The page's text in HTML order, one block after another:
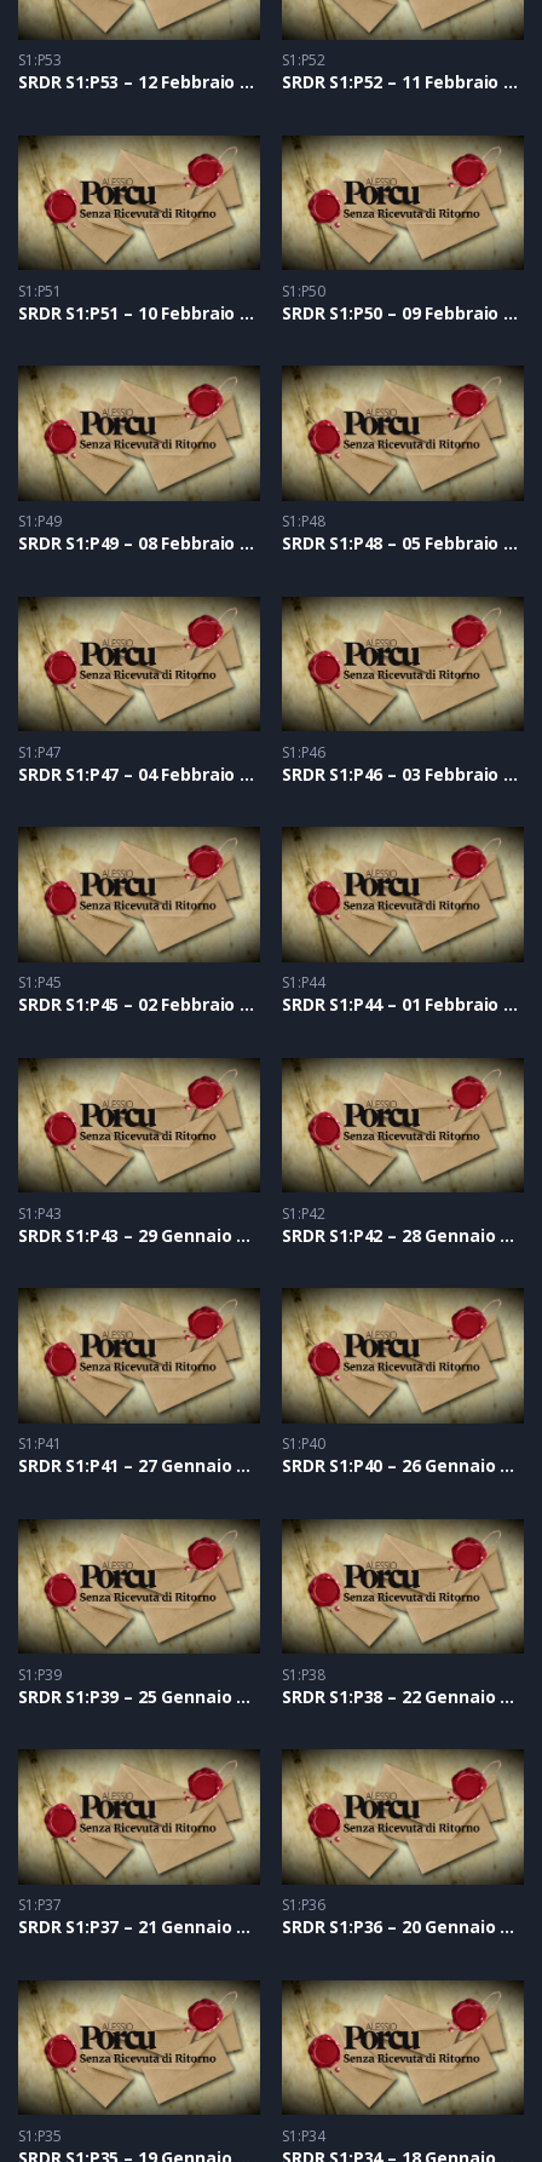
S1:P53
SRDR S1:P53 – 12 Febbraio 2021
S1:P52
SRDR S1:P52 – 11 Febbraio 2021
S1:P51
SRDR S1:P51 – 10 Febbraio 2021
S1:P50
SRDR S1:P50 – 09 Febbraio 2021
S1:P49
SRDR S1:P49 – 08 Febbraio 2021
S1:P48
SRDR S1:P48 – 05 Febbraio 2021
S1:P47
SRDR S1:P47 – 04 Febbraio 2021
S1:P46
SRDR S1:P46 – 03 Febbraio 2021
S1:P45
SRDR S1:P45 – 02 Febbraio 2021
S1:P44
SRDR S1:P44 – 01 Febbraio 2021
S1:P43
SRDR S1:P43 – 29 Gennaio 2021
S1:P42
SRDR S1:P42 – 28 Gennaio 2021
S1:P41
SRDR S1:P41 – 27 Gennaio 2021
S1:P40
SRDR S1:P40 – 26 Gennaio 2021
S1:P39
SRDR S1:P39 – 25 Gennaio 2021
S1:P38
SRDR S1:P38 – 22 Gennaio 2021
S1:P37
SRDR S1:P37 – 21 Gennaio 2021
S1:P36
SRDR S1:P36 – 20 Gennaio 2021
S1:P35 S1:P34